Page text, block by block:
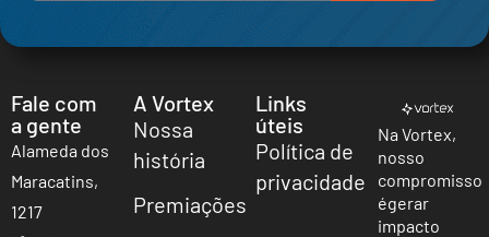
Fale com
a gente
Alameda dos
Maracatins,
1217
A Vortex
Nossa
história
Premiações
Links
úteis
Política de
privacidade
Na Vortex,
nosso
compromisso
égerar
impacto